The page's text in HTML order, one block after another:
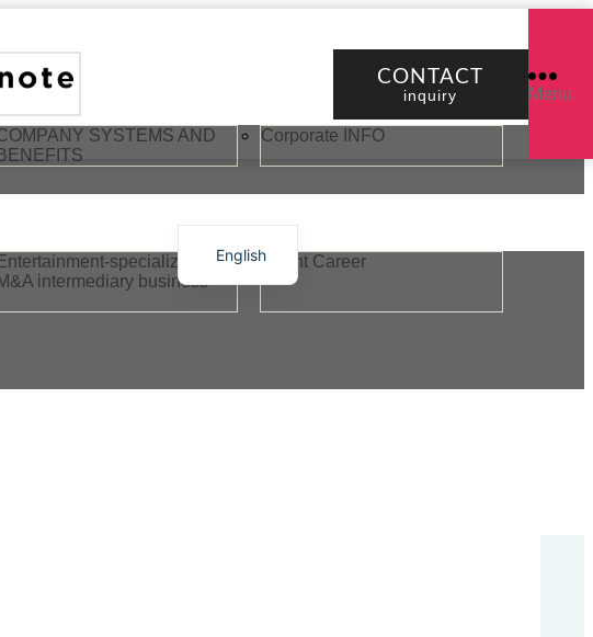
CONTACT
inquiry Menu
SYSTEMS AND
BENEFITS
Corporate INFO
Entertainment-specialized
M&A intermediary business
Talent Career
English
日本語